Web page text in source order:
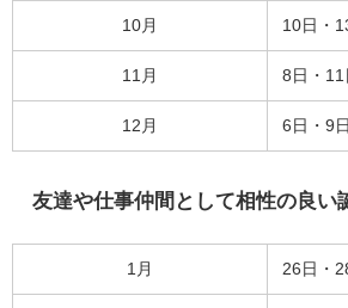
10月 10日・
11月 8日・11
12月 6日・9日
友達や仕事仲間として相性の良い
1月 26日・